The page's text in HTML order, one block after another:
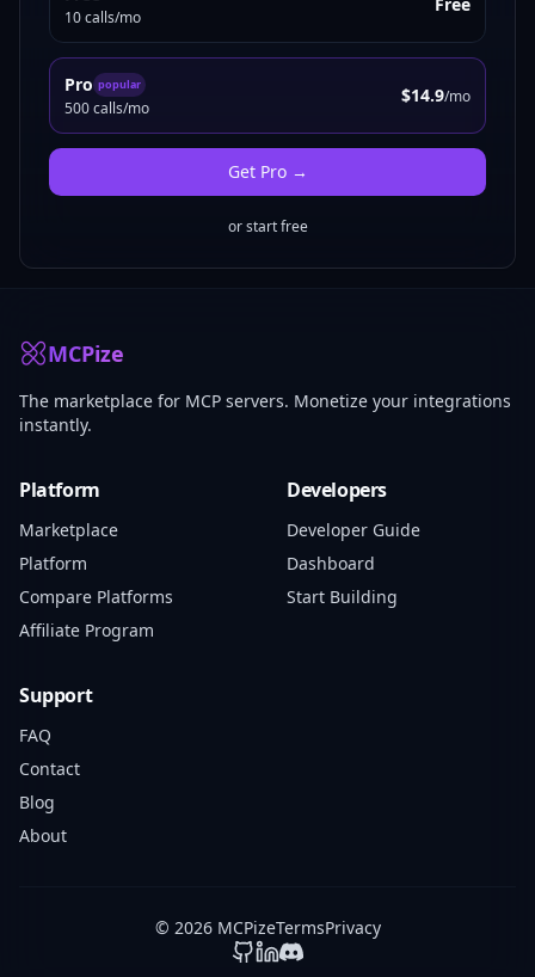
10 calls/mo
Pro popular
500 calls/mo
$14.9/mo
Get Pro→
or start free
MCPize
The marketplace for MCP servers. Monetize your integrations
instantly.
Platform
Marketplace
Platform
Compare Platforms
Affiliate Program
Developers
Developer Guide
Dashboard
Start Building
Support
FAQ
Contact
Blog
About
© 2026 MCPizeTermsPrivacy